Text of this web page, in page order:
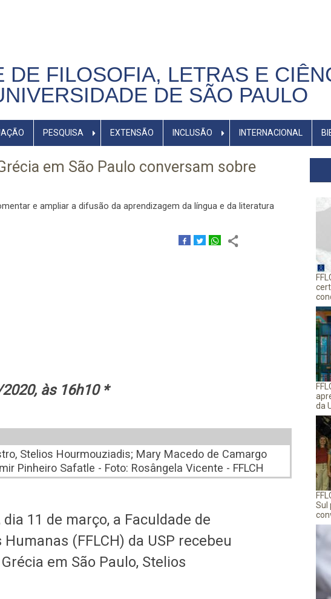
DE FILOSOFIA, LETRAS E
DE SÃO PAULO
PESQUISA EXTENSÃO INCLUSÃO INTERNACIONAL
em São Paulo conversam sobre
e ampliar a difusão da aprendizagem da língua e da literatura
às 16h10 *
Stelios Hourmouziadis; Mary Macedo de Camargo
Pinheiro Safatle - Foto: Rosângela Vicente - FFLCH
11 de março, a Faculdade de
(FFLCH) da USP recebeu
em São Paulo, Stelios
da
Sul